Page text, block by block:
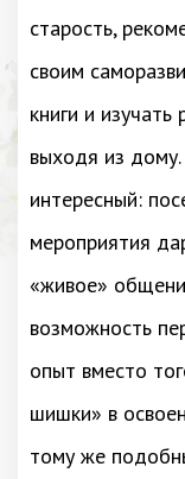
старость,
своим
книги и
выходя из
интересный:
мероприятия
«живое»
возможность
опыт вместо
шишки» в
тому же